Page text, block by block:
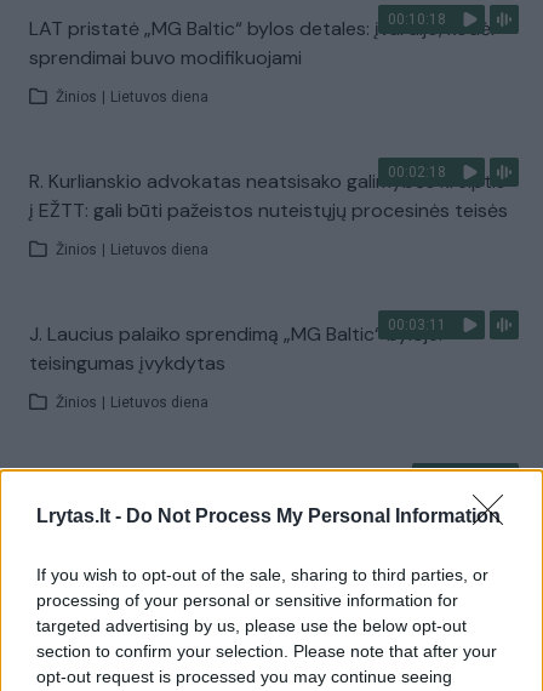
Lrytas.lt - Do Not Process My Personal Information
If you wish to opt-out of the sale, sharing to third parties, or
processing of your personal or sensitive information for
targeted advertising by us, please use the below opt-out
section to confirm your selection. Please note that after your
opt-out request is processed you may continue seeing
00:10:18
LAT pristatė „MG Baltic“ bylos detales: įvardijo, kodėl
sprendimai buvo modifikuojami
Žinios Lietuvos diena
00:02:18
R. Kurlianskio advokatas neatsisako galimybės kreiptis
į EŽTT: gali būti pažeistos nuteistųjų procesinės teisės
Žinios Lietuvos diena
00:03:11
J. Laucius palaiko sprendimą „MG Baltic“ byloje:
teisingumas įvykdytas
Žinios Lietuvos diena
toliau atliks laisvės atėmimo bausmes
00:00:52
Kinijoje nuteisti už demokratiją pasisakantys aktyvistai:
gresia laisvės atėmimas iki gyvos galvos